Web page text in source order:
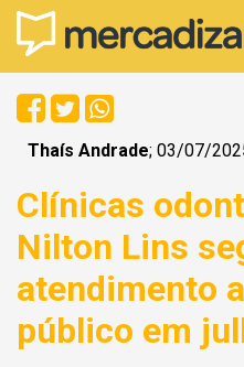
Thaís Andrade; 03/07/
Clínicas
Nilton Lins
atendimento
público em